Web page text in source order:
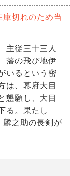
切れのため当
主従三十三人
藩の飛び地伊
いるという密
は、幕府大目
懇願し、大目
る。果たし
之助の長剣が